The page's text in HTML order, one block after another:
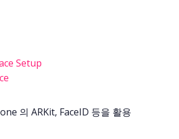
Setup
의 ARKit, FaceID 등을 활용